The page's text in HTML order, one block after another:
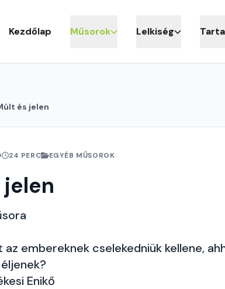
Kezdőlap Műsorok Lelkiség
és jelen
24 PERC EGYÉB MŰSOROK
az embereknek cselekedniük kellene,
Enikő